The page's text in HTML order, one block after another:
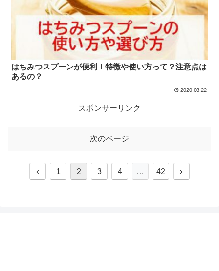
はちみつスプーンが便利！特徴や使い方って？注意点は
あるの？
2020.03.22
スポンサーリンク
次のページ
前
1 2 3 4 … 42
次